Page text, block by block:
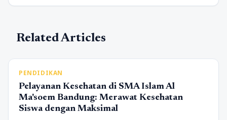
Related Articles
PENDIDIKAN
Pelayanan Kesehatan di SMA Islam Al
Ma'soem Bandung: Merawat Kesehatan
Siswa dengan Maksimal